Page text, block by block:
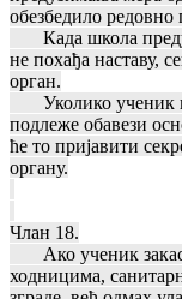
обезбедило редовно
Када школа
не похађа наставу,
орган.
Уколико ученик
подлеже обавези
ће то пријавити
органу.
Члан 18.
Ако ученик
ходницима,